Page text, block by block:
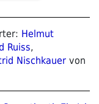
Helmut
Ruiss,
Nischkauer von